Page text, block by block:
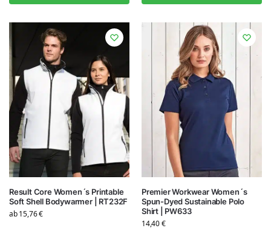
Result Core Women´s Printable
Soft Shell Bodywarmer | RT232F
ab15,76€
Premier Workwear Women´s
Spun-Dyed Sustainable Polo
Shirt | PW633
14,40€